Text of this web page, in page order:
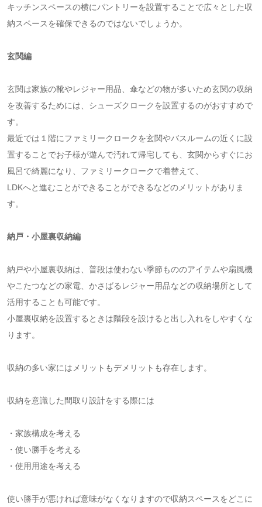
キッチンスペースの横にパントリーを設置することで広々とした収
納スペースを確保できるのではないでしょうか。
玄関編
玄関は家族の靴やレジャー用品、傘などの物が多いため玄関の収納
を改善するためには、シューズクロークを設置するのがおすすめで
す。
最近では１階にファミリークロークを玄関やバスルームの近くに設
置することでお子様が遊んで汚れて帰宅しても、玄関からすぐにお
風呂で綺麗になり、ファミリークロークで着替えて、
LDKへと進むことができることができるなどのメリットがありま
す。
納戸・小屋裏収納編
納戸や小屋裏収納は、普段は使わない季節もののアイテムや扇風機
やこたつなどの家電、かさばるレジャー用品などの収納場所として
活用することも可能です。
小屋裏収納を設置するときは階段を設けると出し入れをしやすくな
ります。
収納の多い家にはメリットもデメリットも存在します。
収納を意識した間取り設計をする際には
・家族構成を考える
・使い勝手を考える
・使用用途を考える
使い勝手が悪ければ意味がなくなりますので収納スペースをどこに